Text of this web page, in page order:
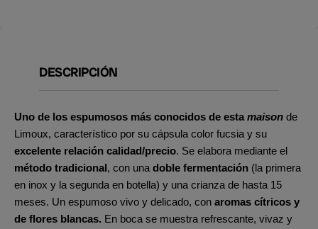
DESCRIPCIÓN
Uno de los espumosos más conocidos de esta maison de
Limoux, característico por su cápsula color fucsia y su
excelente relación calidad/precio. Se elabora mediante el
método tradicional, con una doble fermentación (la primera
en inox y la segunda en botella) y una crianza de hasta 15
meses. Un espumoso vivo y delicado, con aromas cítricos y
de flores blancas. En boca se muestra refrescante, vivaz y